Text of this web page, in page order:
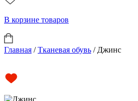
В корзине товаров
Главная /Тканевая обувь / Джинс